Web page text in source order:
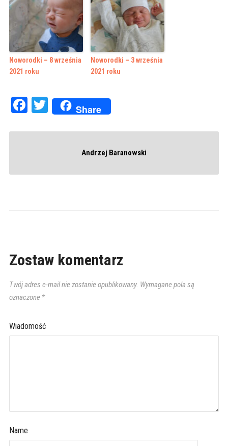
Noworodki – 8 września
2021 roku
Noworodki – 3 września
2021 roku
Facebook
Twitter
Share
Andrzej Baranowski
Zostaw komentarz
Twój adres e-mail nie zostanie opublikowany. Wymagane pola są
oznaczone *
Wiadomość
Name